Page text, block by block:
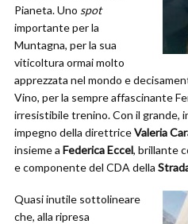
Pianeta. Uno spot
importante per la
Muntagna, per la sua
viticoltura ormai molto
apprezzata nel mondo e
Vino, per la sempre affascinante
irresistibile trenino. Con il grande,
impegno della direttriceValeria
insieme a Federica Eccel, brillante
e componente del CDA della
Quasi inutile sottolineare
che, alla ripresa